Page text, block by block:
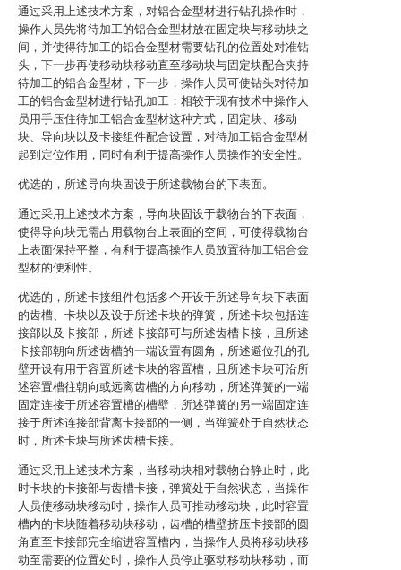
通过采用上述技术方案，对铝合金型材进行钻孔操作时，
操作人员先将待加工的铝合金型材放在固定块与移动块之
间，并使得待加工的铝合金型材需要钻孔的位置处对准钻
头，下一步再使移动块移动直至移动块与固定块配合夹持
待加工的铝合金型材，下一步，操作人员可使钻头对待加
工的铝合金型材进行钻孔加工；相较于现有技术中操作人
员用手压住待加工铝合金型材这种方式，固定块、移动
块、导向块以及卡接组件配合设置，对待加工铝合金型材
起到定位作用，同时有利于提高操作人员操作的安全性。
优选的，所述导向块固设于所述载物台的下表面。
通过采用上述技术方案，导向块固设于载物台的下表面，
使得导向块无需占用载物台上表面的空间，可使得载物台
上表面保持平整，有利于提高操作人员放置待加工铝合金
型材的便利性。
优选的，所述卡接组件包括多个开设于所述导向块下表面
的齿槽、卡块以及设于所述卡块的弹簧，所述卡块包括连
接部以及卡接部，所述卡接部可与所述齿槽卡接，且所述
卡接部朝向所述齿槽的一端设置有圆角，所述避位孔的孔
壁开设有用于容置所述卡块的容置槽，且所述卡块可沿所
述容置槽往朝向或远离齿槽的方向移动，所述弹簧的一端
固定连接于所述容置槽的槽壁，所述弹簧的另一端固定连
接于所述连接部背离卡接部的一侧，当弹簧处于自然状态
时，所述卡块与所述齿槽卡接。
通过采用上述技术方案，当移动块相对载物台静止时，此
时卡块的卡接部与齿槽卡接，弹簧处于自然状态，当操作
人员使移动块移动时，操作人员可推动移动块，此时容置
槽内的卡块随着移动块移动，齿槽的槽壁挤压卡接部的圆
角直至卡接部完全缩进容置槽内，当操作人员将移动块移
动至需要的位置处时，操作人员停止驱动移动块移动，而